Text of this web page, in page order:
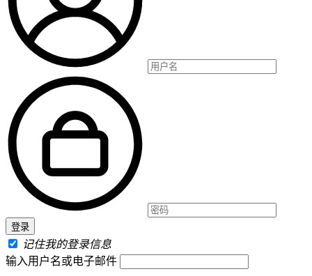
记住我的登录信息
输入用户名或电子邮件